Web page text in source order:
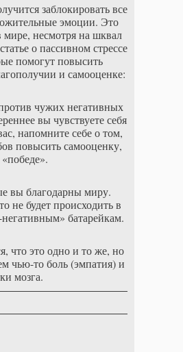
заблокировать все
эмоции. Это
мире, несмотря на шквал
о пассивном стрессе
помогут повысить
и самооценке:
чужих негативных
вы чувствуете себя
напомните себе о том,
повысить самооценку,
вы благодарны миру.
не будет происходить в
батарейкам.
что это одно и то же, но
чью-то боль (эмпатия) и
мозга.